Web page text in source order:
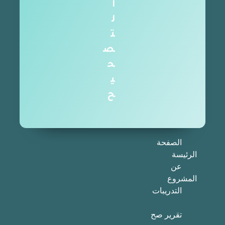
ا
ل
ت
ص
ح
ي
ح
الصفحة
الرئيسة
عن
المشروع
التدريبات
تقرير صح